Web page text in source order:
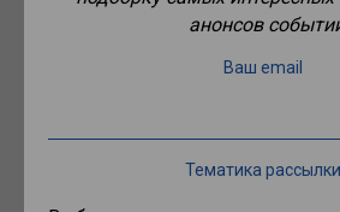
видеоидентификацию
правительство свердловской области.
реку Тура.
Стартовая цена контракта составляет
рублей. Заявки принимаются до 18
анонсов
Ваш email
Тематика рассылки